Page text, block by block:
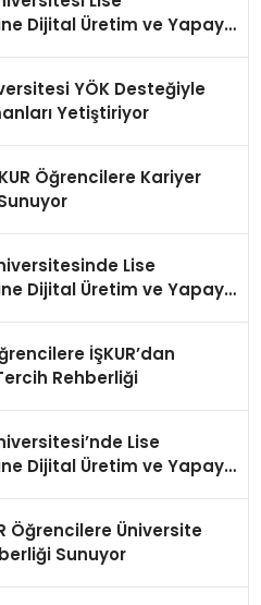
Dijital Üretim ve Yapay
YÖK Desteğiyle
Yetiştiriyor
Öğrencilere Kariyer
Lise
Dijital Üretim ve Yapay
İŞKUR’dan
Rehberliği
Lise
Dijital Üretim ve Yapay
Öğrencilere Üniversite
Sunuyor